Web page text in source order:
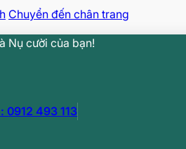
Chuyển đến chân trang
Nụ cười của bạn!
0912 493 113